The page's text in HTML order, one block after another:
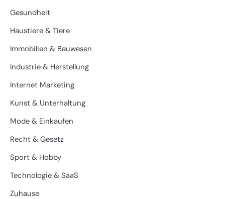
Gesundheit
Haustiere & Tiere
Immobilien & Bauwesen
Industrie & Herstellung
Internet Marketing
Kunst & Unterhaltung
Mode & Einkaufen
Recht & Gesetz
Sport & Hobby
Technologie & SaaS
Zuhause